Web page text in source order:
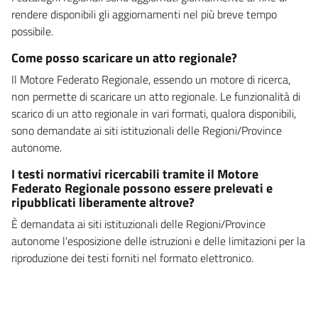
rendere disponibili gli aggiornamenti nel più breve tempo
possibile.
Come posso scaricare un atto regionale?
Il Motore Federato Regionale, essendo un motore di ricerca,
non permette di scaricare un atto regionale. Le funzionalità di
scarico di un atto regionale in vari formati, qualora disponibili,
sono demandate ai siti istituzionali delle Regioni/Province
autonome.
I testi normativi ricercabili tramite il Motore
Federato Regionale possono essere prelevati e
ripubblicati liberamente altrove?
È demandata ai siti istituzionali delle Regioni/Province
autonome l'esposizione delle istruzioni e delle limitazioni per la
riproduzione dei testi forniti nel formato elettronico.